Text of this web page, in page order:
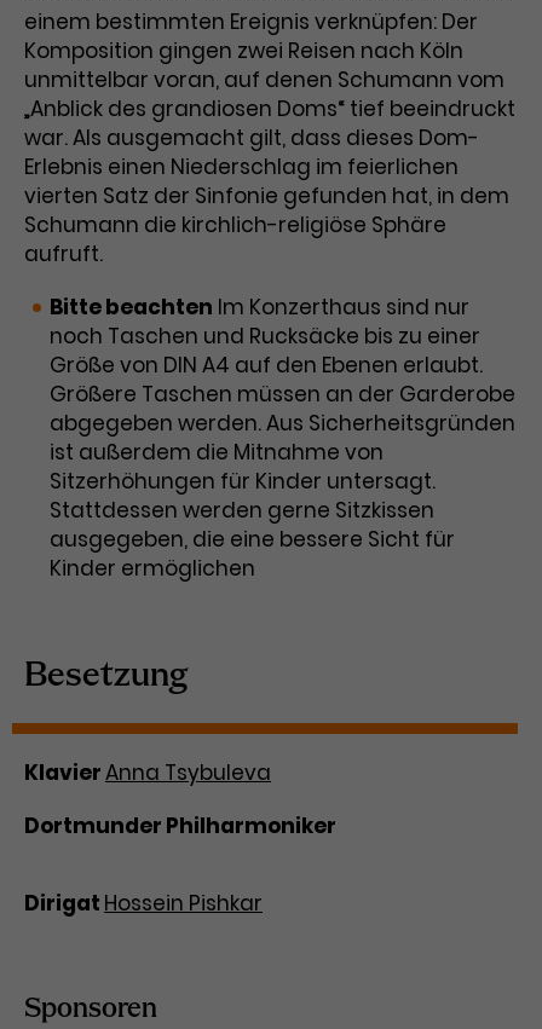
einem bestimmten Ereignis verknüpfen: Der
Komposition gingen zwei Reisen nach Köln
unmittelbar voran, auf denen Schumann vom
„Anblick des grandiosen Doms“ tief beeindruckt
war. Als ausgemacht gilt, dass dieses Dom-
Erlebnis einen Niederschlag im feierlichen
vierten Satz der Sinfonie gefunden hat, in dem
Schumann die kirchlich-religiöse Sphäre
aufruft.
Bitte beachten Im Konzerthaus sind nur
noch Taschen und Rucksäcke bis zu einer
Größe von DIN A4 auf den Ebenen erlaubt.
Größere Taschen müssen an der Garderobe
abgegeben werden. Aus Sicherheitsgründen
ist außerdem die Mitnahme von
Sitzerhöhungen für Kinder untersagt.
Stattdessen werden gerne Sitzkissen
ausgegeben, die eine bessere Sicht für
Kinder ermöglichen
Besetzung
KlavierAnna Tsybuleva
Dortmunder Philharmoniker
Dirigat Hossein Pishkar
Sponsoren